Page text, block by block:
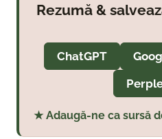
Rezumă &
ChatGPT
★ Adaugă-ne ca sursă